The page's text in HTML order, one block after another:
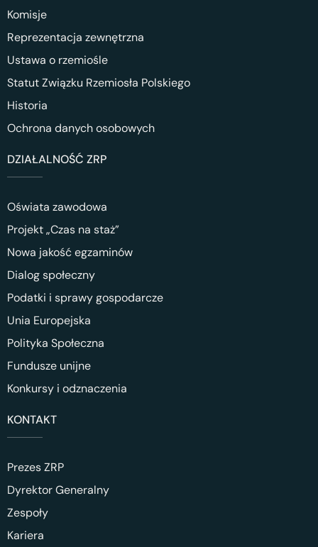
Komisje
Reprezentacja zewnętrzna
Ustawa o rzemiośle
Statut Związku Rzemiosła Polskiego
Historia
Ochrona danych osobowych
DZIAŁALNOŚĆ ZRP
Oświata zawodowa
Projekt „Czas na staż”
Nowa jakość egzaminów
Dialog społeczny
Podatki i sprawy gospodarcze
Unia Europejska
Polityka Społeczna
Fundusze unijne
Konkursy i odznaczenia
KONTAKT
Prezes ZRP
Dyrektor Generalny
Zespoły
Kariera